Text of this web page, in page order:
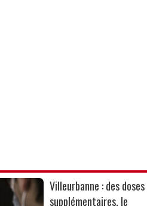
Villeurbanne : des doses
supplémentaires, le